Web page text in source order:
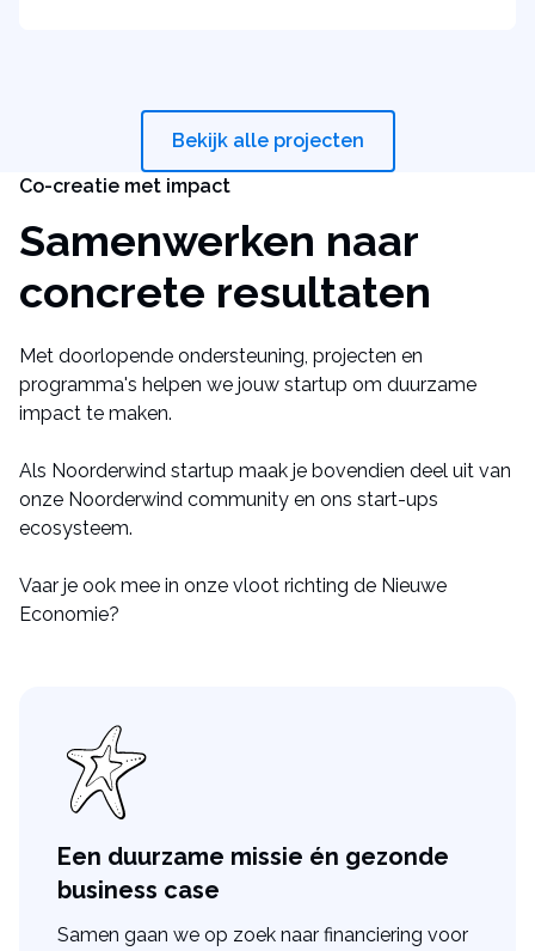
Bekijk alle projecten
Co-creatie met impact
Samenwerken naar
concrete resultaten
Met doorlopende ondersteuning, projecten en
programma's helpen we jouw startup om duurzame
impact te maken.
Als Noorderwind startup maak je bovendien deel uit van
onze Noorderwind community en ons start-ups
ecosysteem.
Vaar je ook mee in onze vloot richting de Nieuwe
Economie?
Een duurzame missie én gezonde
business case
Samen gaan we op zoek naar financiering voor